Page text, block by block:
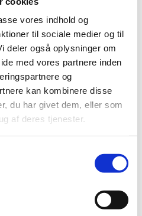
vores indhold og
til sociale medier og til
deler også oplysninger om
med vores partnere inden
og
kan kombinere disse
du har givet dem, eller som
af deres tjenester.
TILMELD